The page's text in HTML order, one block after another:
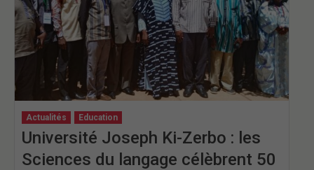
Actualités Education
Université Joseph Ki-Zerbo : les
Sciences du langage célèbrent 50